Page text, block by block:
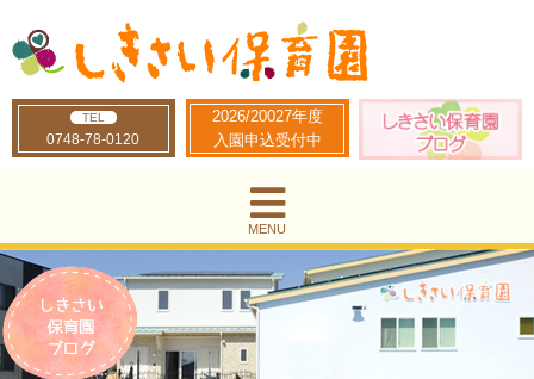
2026/20027年度
入園申込受付中
TEL
0748-78-0120
MENU